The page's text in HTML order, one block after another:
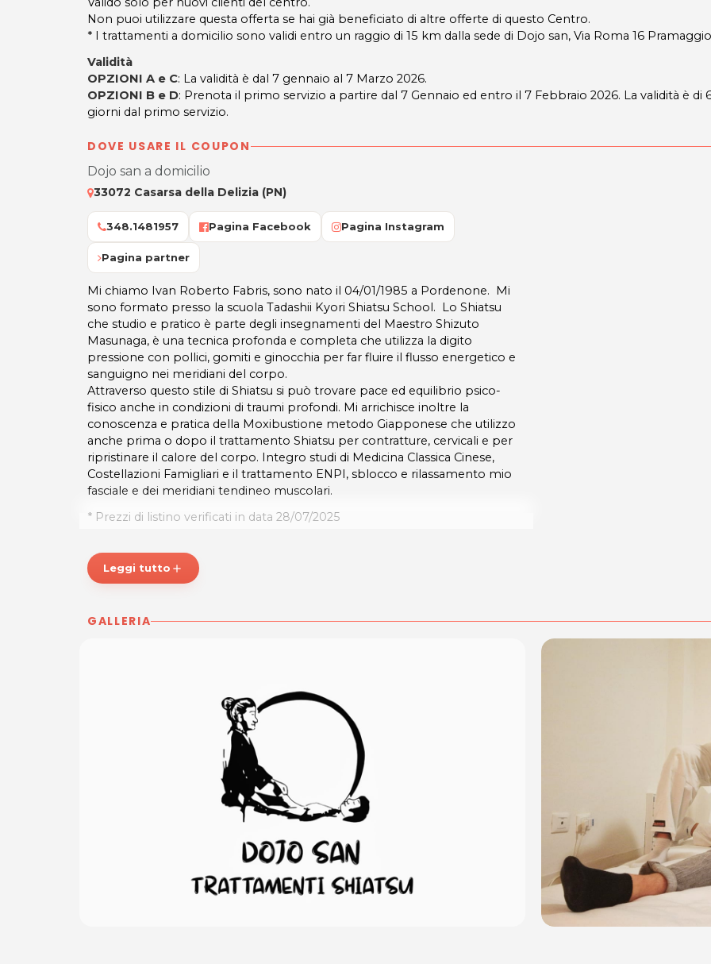
Non puoi utilizzare questa offerta se hai già beneficiato di altre offerte di questo Centro.
* I trattamenti a domicilio sono validi entro un raggio di 15 km dalla sede di Dojo san, Via Roma 16
Validità
OPZIONI A e C: La validità è dal 7 gennaio al 7 Marzo 2026.
OPZIONI B e D: Prenota il primo servizio a partire dal 7 Gennaio ed entro il 7 Febbraio 2026. La validità è di
giorni dal primo servizio.
DOVE USARE IL COUPON
Dojo san a domicilio
33072 Casarsa della Delizia (PN)
348.1481957 Pagina Facebook Pagina Instagram
Pagina partner
Mi chiamo Ivan Roberto Fabris, sono nato il 04/01/1985 a Pordenone. Mi
sono formato presso la scuola Tadashii Kyori Shiatsu School. Lo Shiatsu
che studio e pratico è parte degli insegnamenti del Maestro Shizuto
Masunaga, è una tecnica profonda e completa che utilizza la digito
pressione con pollici, gomiti e ginocchia per far fluire il flusso energetico e
sanguigno nei meridiani del corpo.
Attraverso questo stile di Shiatsu si può trovare pace ed equilibrio psico-
fisico anche in condizioni di traumi profondi. Mi arrichisce inoltre la
conoscenza e pratica della Moxibustione metodo Giapponese che utilizzo
anche prima o dopo il trattamento Shiatsu per contratture, cervicali e per
ripristinare il calore del corpo. Integro studi di Medicina Classica Cinese,
Costellazioni Famigliari e il trattamento ENPI, sblocco e rilassamento mio
fasciale e dei meridiani tendineo muscolari.
* Prezzi di listino verificati in data 28/07/2025
Dal Lunedì al Venerdì: 9.00 - 20.00
Su appuntamento
Tel. 348 1481957
Leggi tutto add
GALLERIA